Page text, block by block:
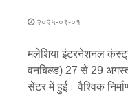
२०२५-०९-०१
मलेशिया इंटरनेशनल
वनबिल्ड) 27 से 29
सेंटर में हुई। वैश्विक